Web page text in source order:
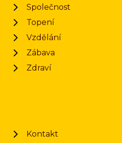
Společnost
Topení
Vzdělání
Zábava
Zdraví
Kontakt